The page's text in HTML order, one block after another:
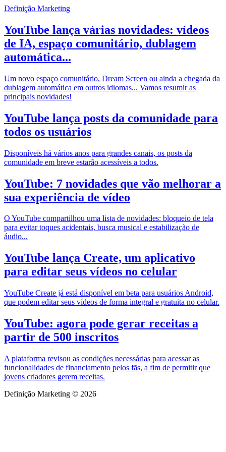
Definição Marketing
YouTube lança várias novidades: vídeos
de IA, espaço comunitário, dublagem
automática...
Um novo espaço comunitário, Dream Screen ou ainda a chegada da
dublagem automática em outros idiomas... Vamos resumir as
principais novidades!
YouTube lança posts da comunidade para
todos os usuários
Disponíveis há vários anos para grandes canais, os posts da
comunidade em breve estarão acessíveis a todos.
YouTube: 7 novidades que vão melhorar a
sua experiência de vídeo
O YouTube compartilhou uma lista de novidades: bloqueio de tela
para evitar toques acidentais, busca musical e estabilização de
áudio...
YouTube lança Create, um aplicativo
para editar seus vídeos no celular
YouTube Create já está disponível em beta para usuários Android,
que podem editar seus vídeos de forma integral e gratuita no celular.
YouTube: agora pode gerar receitas a
partir de 500 inscritos
A plataforma revisou as condições necessárias para acessar as
funcionalidades de financiamento pelos fãs, a fim de permitir que
jovens criadores gerem receitas.
Definição Marketing © 2026